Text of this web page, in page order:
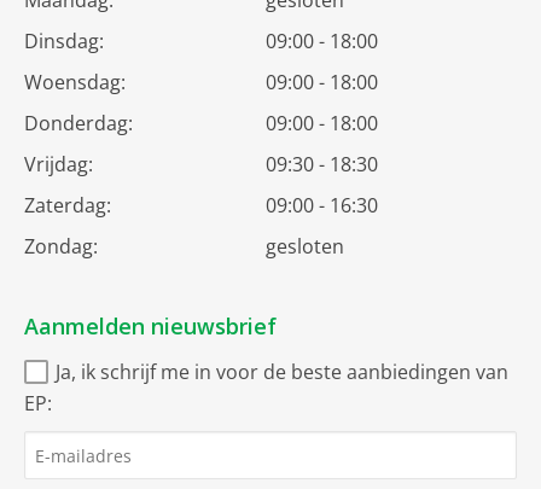
Dinsdag:
09:00 - 18:00
Woensdag:
09:00 - 18:00
Donderdag:
09:00 - 18:00
Vrijdag:
09:30 - 18:30
Zaterdag:
09:00 - 16:30
Zondag:
gesloten
Aanmelden nieuwsbrief
Ja, ik schrijf me in voor de beste aanbiedingen van
EP: